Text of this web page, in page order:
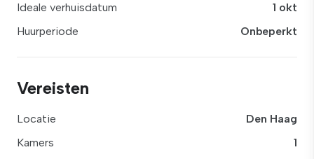
Ideale verhuisdatum
1 okt
Huurperiode
Onbeperkt
Vereisten
Locatie
Den Haag
Kamers
1